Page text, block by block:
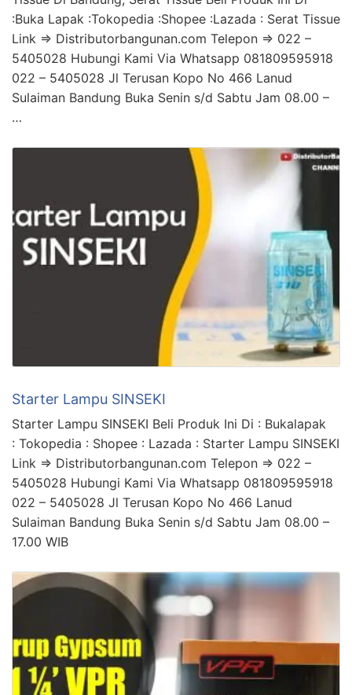
:Buka Lapak :Tokopedia :Shopee :Lazada : Serat Tissue
Link => Distributorbangunan.com Telepon => 022 –
5405028 Hubungi Kami Via Whatsapp 081809595918
022 – 5405028 Jl Terusan Kopo No 466 Lanud
Sulaiman Bandung Buka Senin s/d Sabtu Jam 08.00 –
…
Starter Lampu SINSEKI
Starter Lampu SINSEKI Beli Produk Ini Di : Bukalapak
: Tokopedia : Shopee : Lazada : Starter Lampu SINSEKI
Link => Distributorbangunan.com Telepon => 022 –
5405028 Hubungi Kami Via Whatsapp 081809595918
022 – 5405028 Jl Terusan Kopo No 466 Lanud
Sulaiman Bandung Buka Senin s/d Sabtu Jam 08.00 –
17.00 WIB